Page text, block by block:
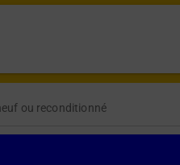
ou reconditionné